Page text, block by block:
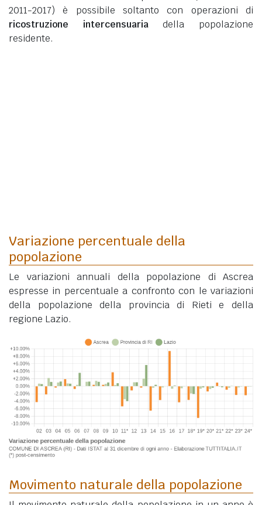
2011-2017) è possibile soltanto con operazioni di
ricostruzione intercensuariadella popolazione
residente.
Variazione percentuale della
popolazione
Le variazioni annuali della popolazione di Ascrea
espresse in percentuale a confronto con le variazioni
della popolazione della provincia di Rieti e della
regione Lazio.
Movimento naturale della popolazione